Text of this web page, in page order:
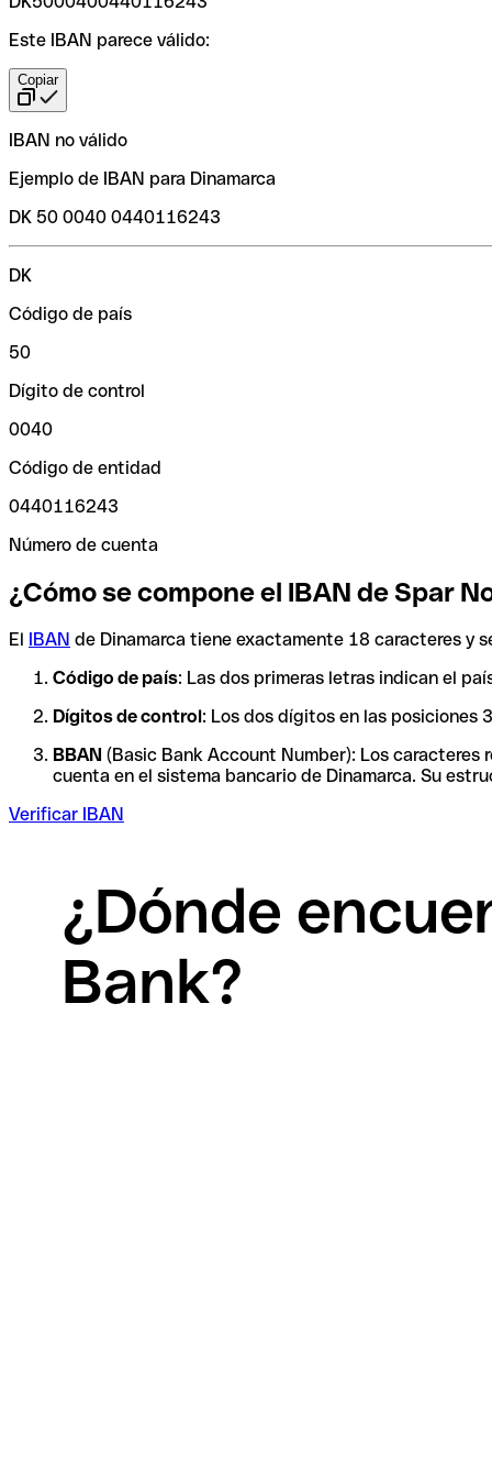
Este IBAN parece válido:
Copiar
IBAN no válido
Ejemplo de IBAN para Dinamarca
DK 50 0040 0440116243
DK
Código de país
50
Dígito de control
0040
Código de entidad
0440116243
Número de cuenta
¿Cómo se compone el IBAN de Spar
El IBAN de Dinamarca tiene exactamente 18 caracteres y
Código de país: Las dos primeras letras indican el
Dígitos de control: Los dos dígitos en las posiciones
BBAN (Basic Bank Account Number): Los
cuenta en el sistema bancario de Dinamarca. Su
Verificar IBAN
¿Dónde
Bank?